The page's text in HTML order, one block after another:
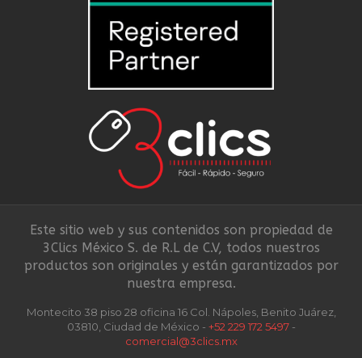
Este sitio web y sus contenidos son propiedad de
3Clics México S. de R.L de C.V, todos nuestros
productos son originales y están garantizados por
nuestra empresa.
Montecito 38 piso 28 oficina 16 Col. Nápoles, Benito Juárez,
03810, Ciudad de México - +52 229 172 5497-
comercial@3clics.mx